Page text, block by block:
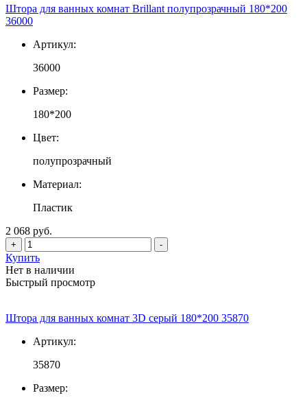
Штора для ванных комнат Brillant полупрозрачный 180*200
36000
Артикул:
36000
Размер:
180*200
Цвет:
полупрозрачный
Материал:
Пластик
2 068 руб.
+ -
Купить
Нет в наличии
Быстрый просмотр
Штора для ванных комнат 3D серый 180*200 35870
Артикул:
35870
Размер: